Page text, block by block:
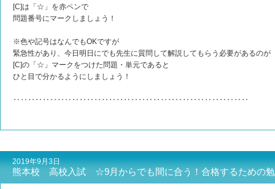
[C]は「☆」を赤ペンで
問題番号にマークしましょう！
※色や記号はなんでもOKですが
緊急性があり、今日明日にでも先生に質問して解説してもらう必要があるのが
[C]の「☆」マークをつけた問題・単元であると
ひと目で分かるようにしましょう！
‥‥‥‥‥‥‥‥‥‥‥‥‥‥‥‥‥‥‥‥‥‥‥‥‥‥‥‥‥‥‥‥
2019年9月3日
熊本校 高校入試 ☆9月からでも間に合う！合格するための